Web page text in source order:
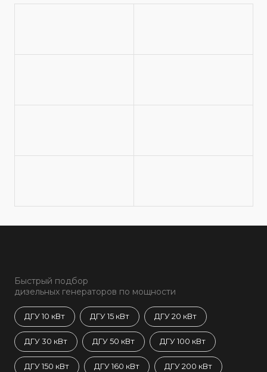
Быстрый подбор
дизельных генераторов по мощности
ДГУ 10 кВт ДГУ 15 кВт ДГУ 20 кВт
ДГУ 30 кВт ДГУ 50 кВт ДГУ 100 кВт
ДГУ 150 кВт ДГУ 160 кВт ДГУ 200 кВт